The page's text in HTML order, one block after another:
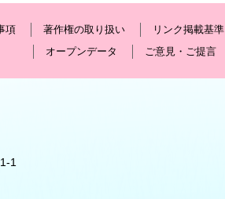
項 著作権の取り扱い リンク掲載基準
オープンデータ
ご意見・ご提言
1